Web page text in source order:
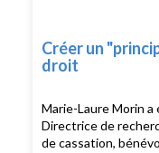
Créer un
droit
Marie-Laure Morin
Directrice de
de cassation,